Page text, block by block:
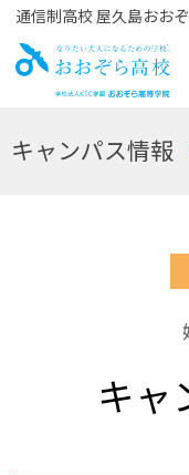
通信制高校 屋久島おお
お
キャンパス情報
キャ